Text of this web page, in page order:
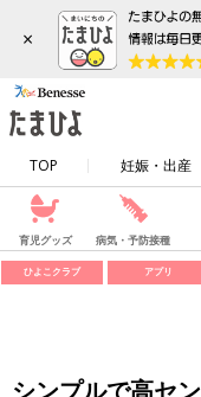
×
TOP 妊娠・出産
育児グッズ 病気・予防接種
ひよこクラブ アプリ
シンプルで高セ